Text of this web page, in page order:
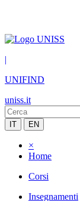
|
UNIFIND
uniss.it
IT EN
×
Home
Corsi
Insegnamenti